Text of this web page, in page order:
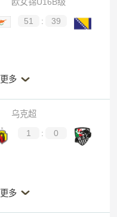
欧女锦U16B级
51 :
39
更多
乌克超
1 :
0
更多